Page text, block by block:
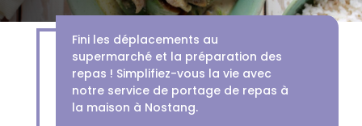
Fini les déplacements au
supermarché et la préparation des
repas ! Simplifiez-vous la vie avec
notre service de portage de repas à
la maison à Nostang.